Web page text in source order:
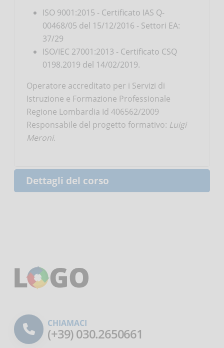
ISO 9001:2015 - Certificato IAS Q-
00468/05 del 15/12/2016 - Settori EA:
37/29
ISO/IEC 27001:2013 - Certificato CSQ
0198.2019 del 14/02/2019.
Operatore accreditato per i Servizi di
Istruzione e Formazione Professionale
Regione Lombardia Id 406562/2009
Responsabile del progetto formativo: Luigi
Meroni.
Dettagli del corso
CHIAMACI
(+39) 030.2650661